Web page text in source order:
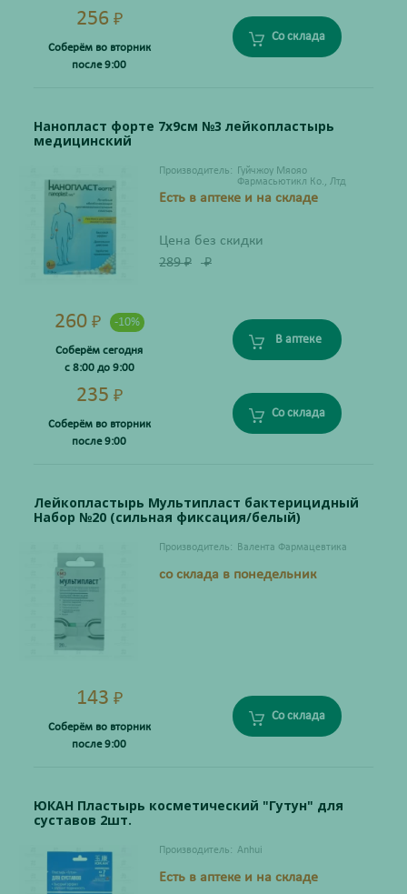
256 ₽
Соберём во вторник
после 9:00
Со склада
Нанопласт форте 7х9см №3 лейкопластырь
медицинский
Производитель:
Гуйчжоу Мяояо
Фармасьютикл Ко., Лтд
Есть в аптеке и на складе
Цена без скидки
289₽ ₽
260 ₽ -10%
Соберём сегодня
с 8:00 до 9:00
В аптеке
235 ₽
Соберём во вторник
после 9:00
Со склада
Лейкопластырь Мультипласт бактерицидный
Набор №20 (сильная фиксация/белый)
Производитель: Валента Фармацевтика
со склада в понедельник
143 ₽
Соберём во вторник
после 9:00
Со склада
ЮКАН Пластырь косметический "Гутун" для
суставов 2шт.
Производитель: Anhui
Есть в аптеке и на складе